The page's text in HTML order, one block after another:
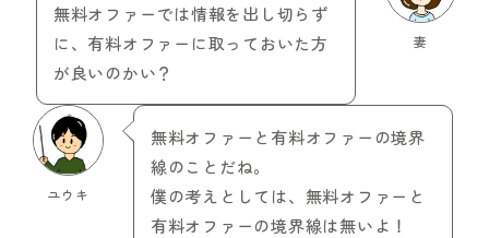
妻
無料オファーでは情報を出し切らず
に、有料オファーに取っておいた方
が良いのかい？
ユウキ
無料オファーと有料オファーの境界
線のことだね。
僕の考えとしては、無料オファーと
有料オファーの境界線は無いよ！